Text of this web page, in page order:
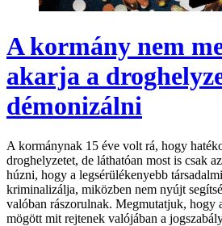
A kormány nem
akarja a
démonizálni
A kormánynak 15 éve volt rá, hogy
droghelyzetet, de láthatóan most is csak
húzni, hogy a legsérülékenyebb
kriminalizálja, miközben nem nyújt
valóban rászorulnak. Megmutatjuk, hogy
mögött mit rejtenek valójában a